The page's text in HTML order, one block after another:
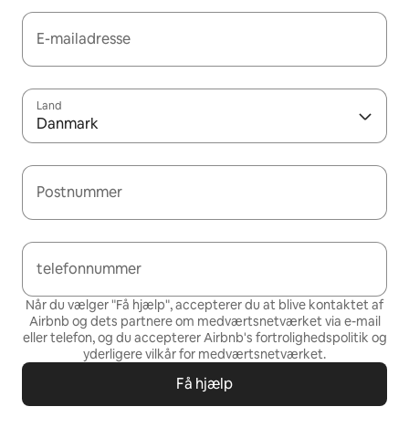
E-mailadresse
Land
Danmark
Postnummer
telefonnummer
Når du vælger "Få hjælp", accepterer du at blive kontaktet af
Airbnb og dets partnere om medværtsnetværket via e-mail
eller telefon, og du accepterer Airbnb's fortrolighedspolitik og
yderligere vilkår for medværtsnetværket.
Få hjælp